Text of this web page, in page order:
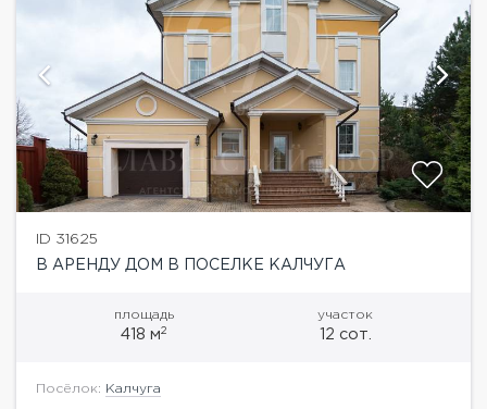
ID 31625
В АРЕНДУ ДОМ В ПОСЕЛКЕ КАЛЧУГА
площадь
418 м2
участок
12 сот.
Посёлок: Калчуга